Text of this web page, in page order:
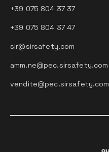
+39 075 804 37 37
+39 075 804 37 47
sir@sirsafety.com
amm.ne@pec.sirsafety.com
vendite@pec.sirsafety.com